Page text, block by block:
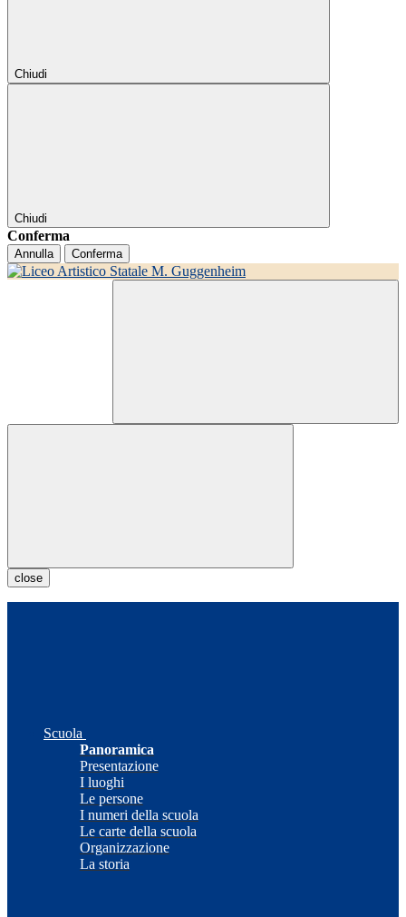
Chiudi
Chiudi
Conferma
Annulla Conferma
close
Scuola
Panoramica
Presentazione
I luoghi
Le persone
I numeri della scuola
Le carte della scuola
Organizzazione
La storia